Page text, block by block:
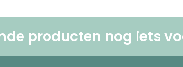
producten nog iets